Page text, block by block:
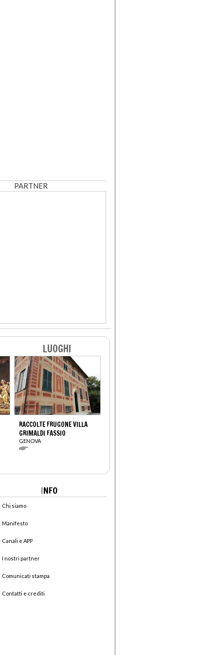
PARTNER
LUOGHI
RACCOLTE FRUGONE VILLA
GRIMALDI FASSIO
GENOVA
INFO
Chi siamo
Manifesto
Canali e APP
I nostri partner
Comunicati stampa
Contatti e crediti